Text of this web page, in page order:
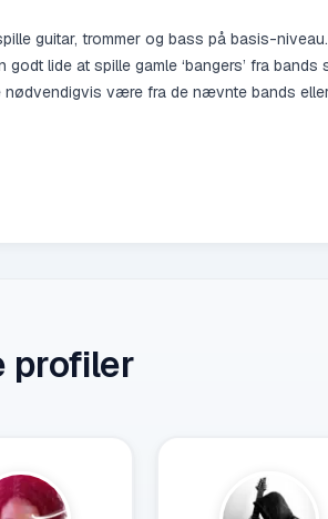
guitar, trommer og bass på basis-
lide at spille gamle ‘bangers’ fra bands
være fra de nævnte bands
profiler